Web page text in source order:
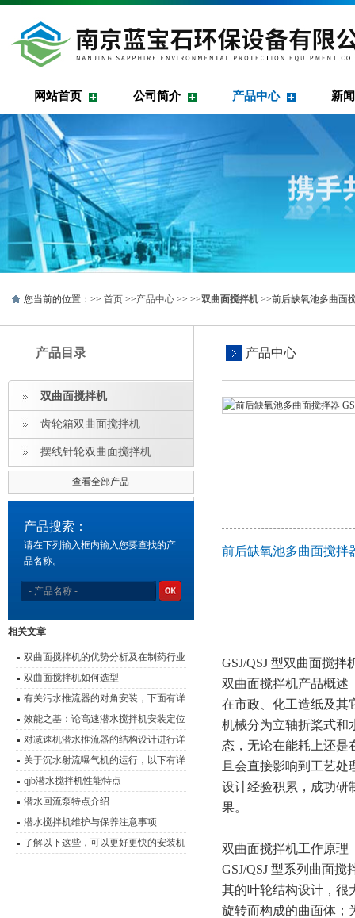
网站首页 公司简介 产品中心 新
您当前的位置：>> 首页 >>产品中心 >> >>双曲面搅拌机>>前后缺氧池多曲面
产品目录
双曲面搅拌机
齿轮箱双曲面搅拌机
摆线针轮双曲面搅拌机
查看全部产品
产品搜索：
请在下列输入框内输入您要查找的产
品名称。
相关文章
双曲面搅拌机的优势分析及在制药行业
中的应用
双曲面搅拌机如何选型
有关污水推流器的对角安装，下面有详
细说明
效能之基：论高速潜水搅拌机安装定位
的科学要诀
对减速机潜水推流器的结构设计进行详
细说明
关于沉水射流曝气机的运行，以下有详
细说明
qjb潜水搅拌机性能特点
潜水回流泵特点介绍
潜水搅拌机维护与保养注意事项
了解以下这些，可以更好更快的安装机
产品中心
前后缺氧池多曲面搅拌
GSJ/QSJ 型双曲面搅拌
双曲面搅拌机产品概述
在市政、化工造纸及其
机械分为立轴折桨式和
态，无论在能耗上还是
且会直接影响到工艺
设计经验积累 ，成功
果。
双曲面搅拌机工作原理
GSJ/QSJ 型系列曲面
其的叶轮结构设计， 很
旋转而构成的曲面体；